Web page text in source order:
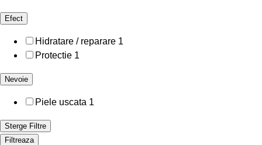
Efect
Hidratare / reparare 1
Protectie 1
Nevoie
Piele uscata 1
Sterge Filtre
Filtreaza